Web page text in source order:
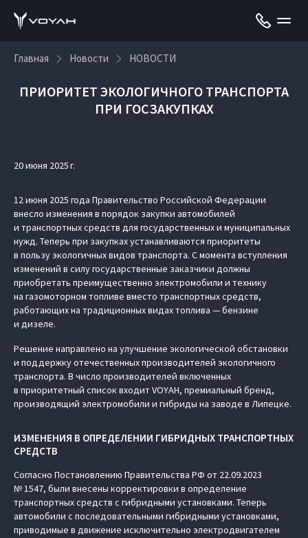
Главная Новости НОВОСТИ
ПРИОРИТЕТ ЭКОЛОГИЧНОГО ТРАНСПОРТА
ПРИ ГОСЗАКУПКАХ
20 июня 2025 г.
12 июня 2025 года Правительство Российской Федерации
внесло изменения в порядок закупки автомобилей
и транспортных средств для государственных и муниципальных
нужд. Теперь при закупках устанавливаются приоритеты
в пользу экологичных видов транспорта. С момента вступления
изменений в силу государственные заказчики должны
приобретать преимущественно электромобили и технику
на газомоторном топливе вместо транспортных средств,
работающих на традиционных видах топлива — бензине
и дизеле.
Решение направлено на улучшение экологической обстановки
и поддержку отечественных производителей экологичного
транспорта. В число производителей включенных
в приоритетный список входит VOYAH, премиальный бренд,
производящий электромобили и гибриды на заводе в Липецке.
ИЗМЕНЕНИЯ В ОПРЕДЕЛЕНИИ ГИБРИДНЫХ ТРАНСПОРТНЫХ
СРЕДСТВ
Согласно Постановлению Правительства РФ от 22.09.2023
№ 1547, были внесены корректировки в определение
транспортных средств с гибридными установками. Теперь
автомобили с последовательными гибридными установками,
приводимые в движение исключительно электродвигателем